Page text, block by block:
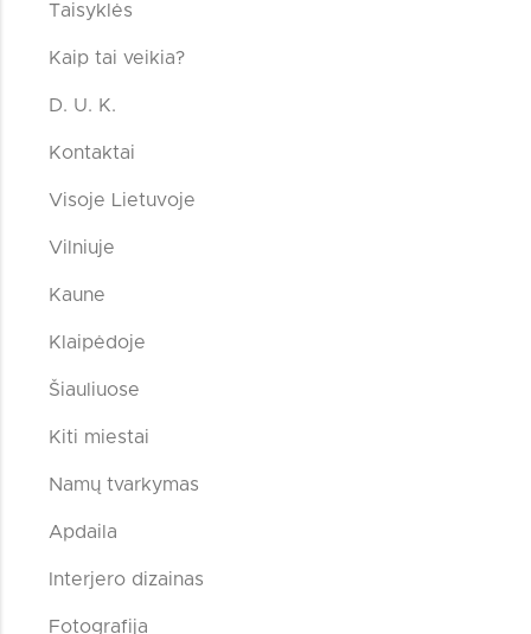
Taisyklės
Kaip tai veikia?
D. U. K.
Kontaktai
Visoje Lietuvoje
Vilniuje
Kaune
Klaipėdoje
Šiauliuose
Kiti miestai
Namų tvarkymas
Apdaila
Interjero dizainas
Fotografija